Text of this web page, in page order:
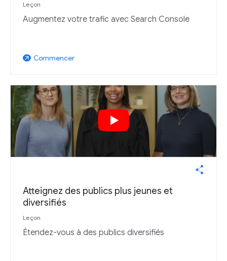
Leçon
Augmentez votre trafic avec Search Console
arrow_outward Commencer
Atteignez des publics plus jeunes et
diversifiés
Leçon
Étendez-vous à des publics diversifiés